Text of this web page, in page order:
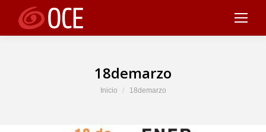
18demarzo
Estás aquí:
Inicio 18demarzo